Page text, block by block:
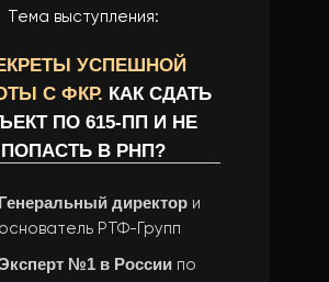
Тема выступления:
УСПЕШНОЙ
С ФКР. КАК СДАТЬ
ПО 615-ПП И НЕ
ПОПАСТЬ В РНП?
Генеральный директор и
основатель РТФ-Групп
№1 в России по